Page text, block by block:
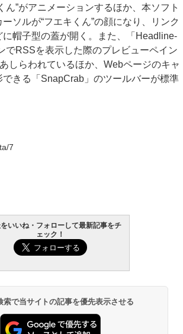
ん”がアニメーションするほか、本ソフト
ソルが“フエキくん”の顔になり、リンク
帽子型の蓋が開く。また、「Headline-
でRSSを表示した際のプレビューペイン
しらわれているほか、Webページのキャ
きる「SnapCrab」のツールバーが標準
7
いいね・フォローして最新記事をチ
ェック！
で当サイトの記事を優先表示させる